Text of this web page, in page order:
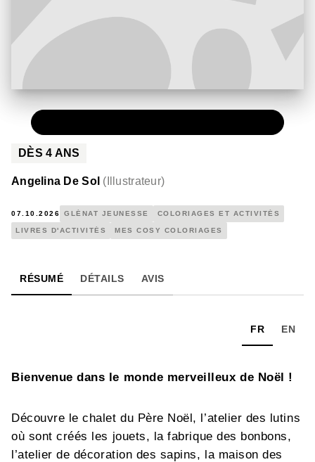
DÈS4 ANS
Angelina De Sol ( Illustrateur)
07.10.2026 GLÉNAT JEUNESSE COLORIAGES ET ACTIVITÉS
LIVRES D'ACTIVITÉS MES COSY COLORIAGES
RÉSUMÉ DÉTAILS AVIS
FR EN
Bienvenue dans le monde merveilleux de Noël !
Découvre le chalet du Père Noël, l’atelier des lutins
où sont créés les jouets, la fabrique des bonbons,
l’atelier de décoration des sapins, la maison des